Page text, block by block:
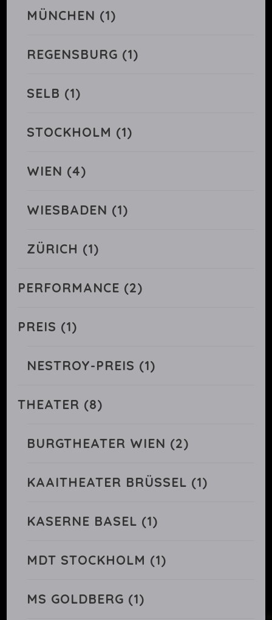
MÜNCHEN (1)
REGENSBURG (1)
SELB (1)
STOCKHOLM (1)
WIEN (4)
WIESBADEN (1)
ZÜRICH (1)
PERFORMANCE (2)
PREIS (1)
NESTROY-PREIS (1)
THEATER (8)
BURGTHEATER WIEN (2)
KAAITHEATER BRÜSSEL (1)
KASERNE BASEL (1)
MDT STOCKHOLM (1)
MS GOLDBERG (1)